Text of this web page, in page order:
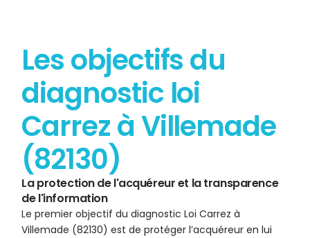
Les objectifs du
diagnostic loi
Carrez à Villemade
(82130)
La protection de l'acquéreur et la transparence
de l'information
Le premier objectif du diagnostic Loi Carrez à
Villemade (82130) est de protéger l’acquéreur en lui